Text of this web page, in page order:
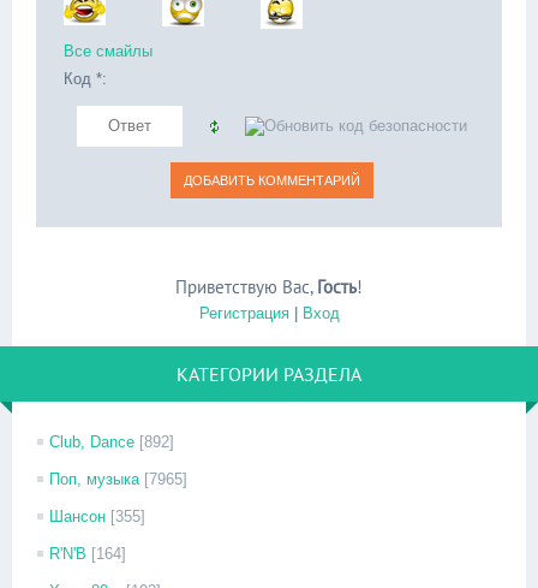
Все смайлы
Код *:
Приветствую Вас, Гость!
Регистрация| Вход
КАТЕГОРИИ РАЗДЕЛА
Club, Dance [892]
Поп, музыка [7965]
Шансон [355]
R'N'B [164]